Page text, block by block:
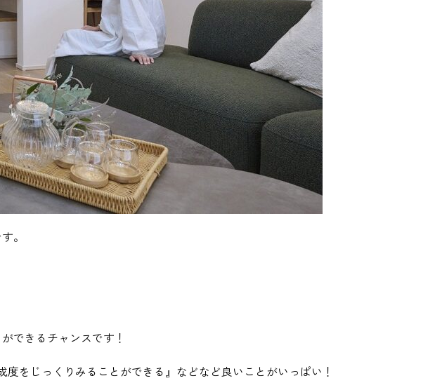
。
できるチャンスです！
をじっくりみることができる』などなど良いことがいっぱい！